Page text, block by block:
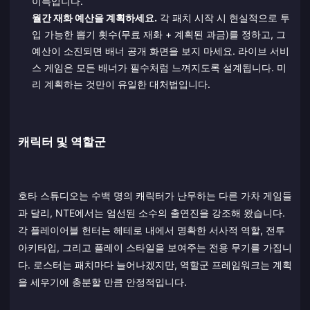
월간 재화 예산을 계획하세요. 각 패치 시작 시 현실적으로 투
입 가능한 뽑기 횟수(무료 재화 + 계획된 과금)를 정하고, 그
예산이 소진되면 배너 공개 화면을 보지 마세요. 라이브 서비
스 게임은 모든 배너가 필수처럼 느껴지도록 설계됩니다. 미
리 계획하는 것만이 유일한 대처법입니다.
캐릭터 및 역할군
호타 스튜디오는 수백 명의 캐릭터가 난무하는 다른 가차 게임들
과 달리, NTE에서는 엄선된 소수의 출연진을 강조해 왔습니다.
각 플레이어블 헌터는 헤테로 내에서 명확한 서사적 역할, 전투
아키타입, 그리고 플레이 스타일을 보여주는 전용 무기를 가집니
다. 로스터는 패치마다 늘어나겠지만, 역할군 프레임워크는 계획
을 세우기에 충분할 만큼 안정적입니다.